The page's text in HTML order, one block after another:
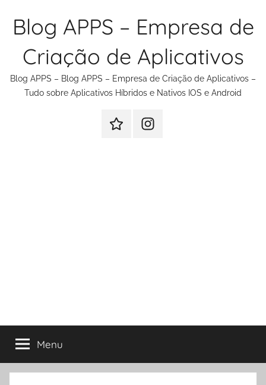
para
conteúdo
Blog APPS – Empresa de
Criação de Aplicativos
Blog APPS – Blog APPS – Empresa de Criação de Aplicativos –
Tudo sobre Aplicativos Híbridos e Nativos IOS e Android
CriaçãoInstagram
Menu